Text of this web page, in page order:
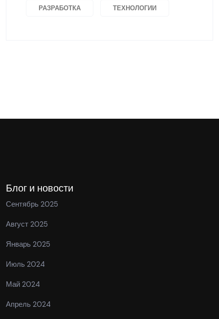
РАЗРАБОТКА ТЕХНОЛОГИИ
Блог и новости
Сентябрь 2025
Август 2025
Январь 2025
Июль 2024
Май 2024
Апрель 2024